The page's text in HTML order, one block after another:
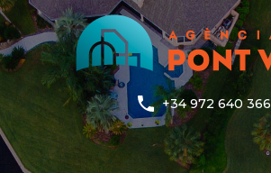
+34 972 640 366